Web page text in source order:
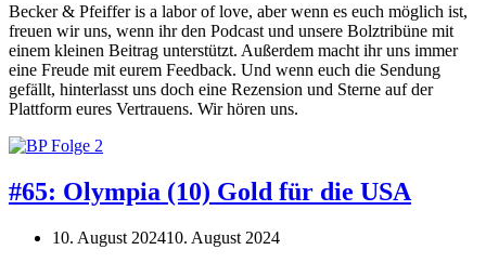
Becker & Pfeiffer is a labor of love, aber wenn es euch möglich ist,
freuen wir uns, wenn ihr den Podcast und unsere Bolztribüne mit
einem kleinen Beitrag unterstützt. Außerdem macht ihr uns immer
eine Freude mit eurem Feedback. Und wenn euch die Sendung
gefällt, hinterlasst uns doch eine Rezension und Sterne auf der
Plattform eures Vertrauens. Wir hören uns.
#65: Olympia (10) Gold für die USA
10. August 202410. August 2024